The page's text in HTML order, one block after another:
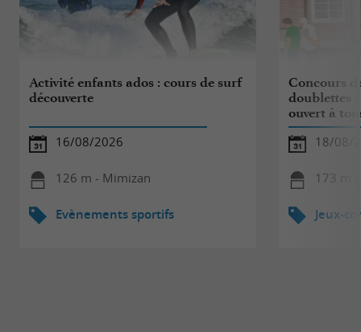
Activité enfants ados : cours de surf
découverte
16/08/2026
126 m - Mimizan
Evènements sportifs
Concours
doublettes
ouvert à
18/08/
173 m
Jeux-